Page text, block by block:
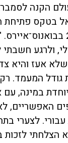
הקנה
בטקס פתיחת
שהתקיימה ב־2018
ולרגע
אעז והיא
גודל המעמד.
במינה,
האפשריים,
עבורי. לצערי
הצלחתי לזכות